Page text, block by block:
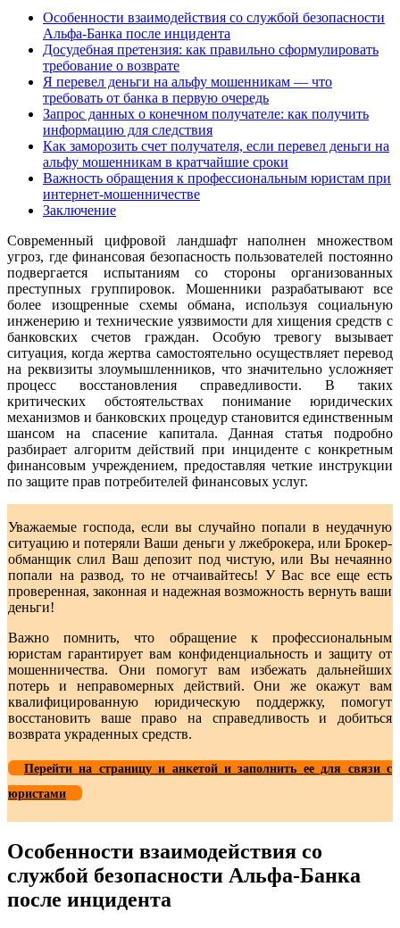
Особенности взаимодействия со службой безопасности
Альфа-Банка после инцидента
Досудебная претензия: как правильно сформулировать
требование о возврате
Я перевел деньги на альфу мошенникам — что
требовать от банка в первую очередь
Запрос данных о конечном получателе: как получить
информацию для следствия
Как заморозить счет получателя, если перевел деньги на
альфу мошенникам в кратчайшие сроки
Важность обращения к профессиональным юристам при
интернет-мошенничестве
Заключение
Современный цифровой ландшафт наполнен множеством
угроз, где финансовая безопасность пользователей постоянно
подвергается испытаниям со стороны организованных
преступных группировок. Мошенники разрабатывают все
более изощренные схемы обмана, используя социальную
инженерию и технические уязвимости для хищения средств с
банковских счетов граждан. Особую тревогу вызывает
ситуация, когда жертва самостоятельно осуществляет перевод
на реквизиты злоумышленников, что значительно усложняет
процесс восстановления справедливости. В таких
критических обстоятельствах понимание юридических
механизмов и банковских процедур становится единственным
шансом на спасение капитала. Данная статья подробно
разбирает алгоритм действий при инциденте с конкретным
финансовым учреждением, предоставляя четкие инструкции
по защите прав потребителей финансовых услуг.
Уважаемые господа, если вы случайно попали в неудачную
ситуацию и потеряли Ваши деньги у лжеброкера, или Брокер-
обманщик слил Ваш депозит под чистую, или Вы нечаянно
попали на развод, то не отчаивайтесь! У Вас все еще есть
проверенная, законная и надежная возможность вернуть ваши
деньги!
Важно помнить, что обращение к профессиональным
юристам гарантирует вам конфиденциальность и защиту от
мошенничества. Они помогут вам избежать дальнейших
потерь и неправомерных действий. Они же окажут вам
квалифицированную юридическую поддержку, помогут
восстановить ваше право на справедливость и добиться
возврата украденных средств.
Перейти на страницу и анкетой и заполнить ее для связи с
юристами
Особенности взаимодействия со
службой безопасности Альфа-Банка
после инцидента